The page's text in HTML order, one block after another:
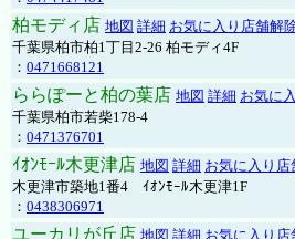
柏モディ店 地図 詳細 お気に入り店舗解
千葉県柏市柏1丁目2-26 柏モディ4F
： 0471668121
ららぽーと柏の葉店 地図 詳細 お気に
千葉県柏市若柴178-4
： 0471376701
ｲｵﾝﾓｰﾙ木更津店 地図 詳細 お気に入り店
木更津市築地1番4 ｲｵﾝﾓｰﾙ木更津1F
： 0438306971
ユーカリが丘店 地図 詳細 お気に入り店